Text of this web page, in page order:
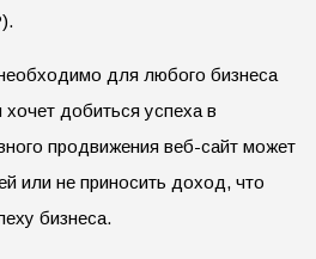
для любого бизнеса
хочет добиться успеха в
продвижения веб-сайт может
или не приносить доход, что
бизнеса.